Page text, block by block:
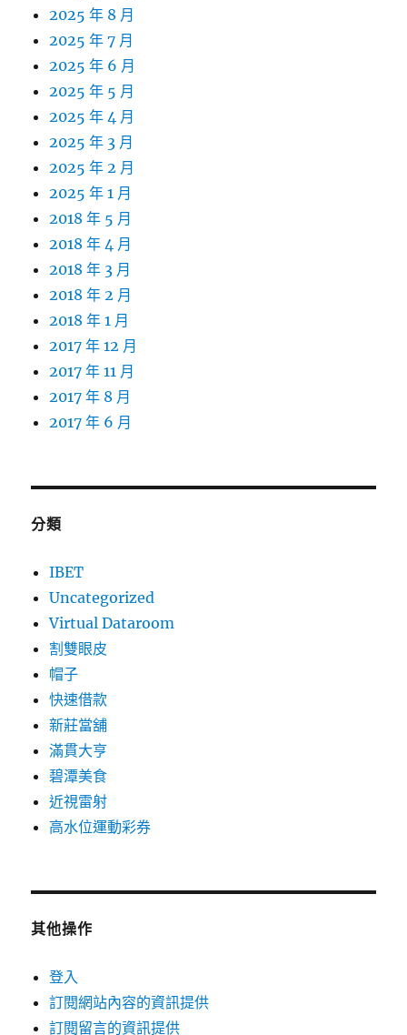
2025 年 8 月
2025 年 7 月
2025 年 6 月
2025 年 5 月
2025 年 4 月
2025 年 3 月
2025 年 2 月
2025 年 1 月
2018 年 5 月
2018 年 4 月
2018 年 3 月
2018 年 2 月
2018 年 1 月
2017 年 12 月
2017 年 11 月
2017 年 8 月
2017 年 6 月
分類
IBET
Uncategorized
Virtual Dataroom
割雙眼皮
帽子
快速借款
新莊當舖
滿貫大亨
碧潭美食
近視雷射
高水位運動彩券
其他操作
登入
訂閱網站內容的資訊提供
訂閱留言的資訊提供